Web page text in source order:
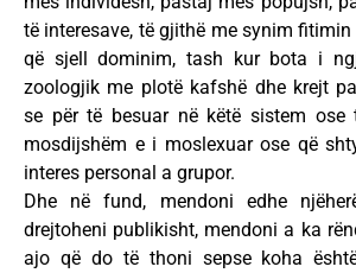
të interesave, të gjithë me synim
që sjell dominim, tash kur bota i
zoologjik me plotë kafshë dhe krejt
se për të besuar në këtë sistem
mosdijshëm e i moslexuar ose që
interes personal a grupor.
Dhe në fund, mendoni edhe
drejtoheni publikisht, mendoni a ka
ajo që do të thoni sepse koha